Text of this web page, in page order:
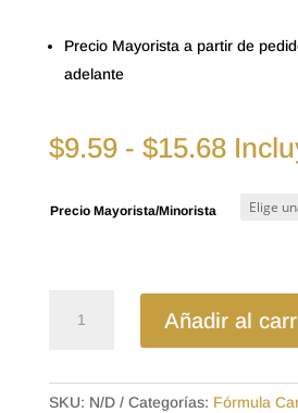
Precio Mayorista a partir de
adelante
$9.59 - $15.68
Precio Mayorista/Minorista
SEMICERAMICA
TOYOTA
Añadir al
SKU: N/D Categorías: Fórmula